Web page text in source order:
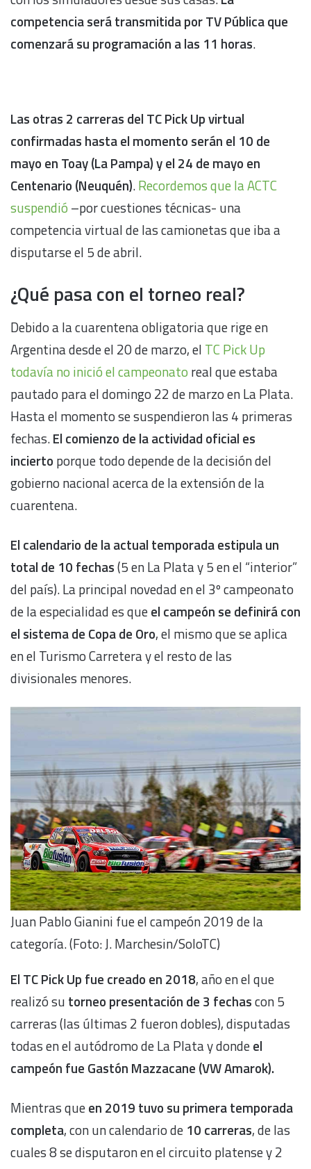
competencia será transmitida por TV Pública que
comenzará su programación a las 11 horas.
Las otras 2 carreras del TC Pick Up virtual
confirmadas hasta el momento serán el 10 de
mayo en Toay (La Pampa) y el 24 de mayo en
Centenario (Neuquén).Recordemos que la ACTC
suspendió –por cuestiones técnicas- una
competencia virtual de las camionetas que iba a
disputarse el 5 de abril.
¿Qué pasa con el torneo real?
Debido a la cuarentena obligatoria que rige en
Argentina desde el 20 de marzo, el TC Pick Up
todavía no inició el campeonato real que estaba
pautado para el domingo 22 de marzo en La Plata.
Hasta el momento se suspendieron las 4 primeras
fechas.El comienzo de la actividad oficial es
incierto porque todo depende de la decisión del
gobierno nacional acerca de la extensión de la
cuarentena.
El calendario de la actual temporada estipula un
total de 10 fechas(5 en La Plata y 5 en el “interior”
del país). La principal novedad en el 3º campeonato
de la especialidad es queel campeón se definirá con
el sistema de Copa de Oro, el mismo que se aplica
en el Turismo Carretera y el resto de las
divisionales menores.
Juan Pablo Gianini fue el campeón 2019 de la
categoría. (Foto: J. Marchesin/SoloTC)
El TC Pick Up fue creado en 2018, año en el que
realizó su torneo presentación de 3 fechascon 5
carreras (las últimas 2 fueron dobles), disputadas
todas en el autódromo de La Plata y dondeel
campeón fue Gastón Mazzacane (VW Amarok).
Mientras queen 2019 tuvo su primera temporada
completa, con un calendario de 10 carreras, de las
cuales 8 se disputaron en el circuito platense y 2